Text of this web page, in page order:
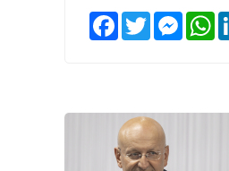
FacebookTwitter Messenger